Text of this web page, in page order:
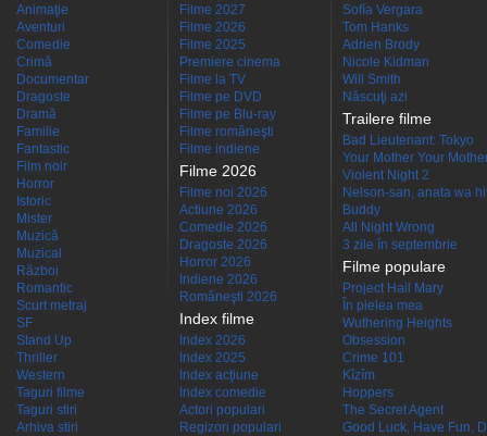
Animaţie
Aventuri
Comedie
Crimă
Documentar
Dragoste
Dramă
Familie
Fantastic
Film noir
Horror
Istoric
Mister
Muzică
Muzical
Război
Romantic
Scurt metraj
SF
Stand Up
Thriller
Western
Taguri filme
Taguri stiri
Arhiva stiri
Filme 2027
Filme 2026
Filme 2025
Premiere cinema
Filme la TV
Filme pe DVD
Filme pe Blu-ray
Filme româneşti
Filme indiene
Filme 2026
Filme noi 2026
Actiune 2026
Comedie 2026
Dragoste 2026
Horror 2026
Indiene 2026
Româneşti 2026
Index filme
Index 2026
Index 2025
Index acţiune
Index comedie
Actori populari
Regizori populari
Sofía Vergara
Tom Hanks
Adrien Brody
Nicole Kidman
Will Smith
Născuţi azi
Trailere filme
Bad Lieutenant: Tokyo
Your Mother Your
Violent Night 2
Nelson-san, anata wa
Buddy
All Night Wrong
3 zile în septembrie
Filme populare
Project Hail Mary
În pielea mea
Wuthering Heights
Obsession
Crime 101
Kîzîm
Hoppers
The Secret Agent
Good Luck, Have Fun,